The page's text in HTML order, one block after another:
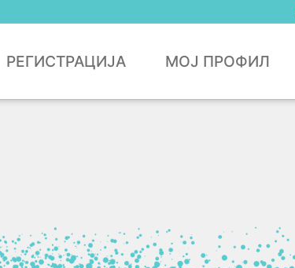
РЕГИСТРАЦИЈА МОЈ ПРОФИЛ